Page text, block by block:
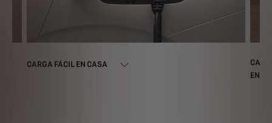
CARGA FÁCIL EN CASA
EN